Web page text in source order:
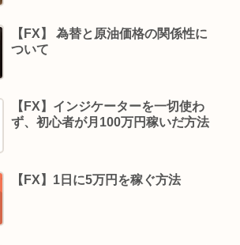
【FX】 為替と原油価格の関係性に
ついて
【FX】インジケーターを一切使わ
ず、初心者が月100万円稼いだ方法
【FX】1日に5万円を稼ぐ方法